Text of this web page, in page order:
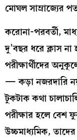
মোঘল সাম্রাজ্যের
করোনা-পরবর্তী,
দু’বছর ধরে ক্লাস
পরীক্ষার্থীদের
— কড়া নজরদারি নয়,
টুকটাক কথা
পরীক্ষার হলে বেশ
উচ্চমাধ্যমিক,